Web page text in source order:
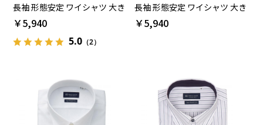
長袖 形態安定 ワイシャツ 大き
いサイズ
￥5,940
5.0（2）
長袖 形態安定 ワイシャツ 大き
いサイズ
￥5,940